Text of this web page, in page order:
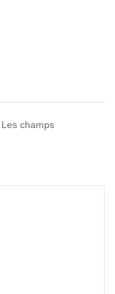
Les champs